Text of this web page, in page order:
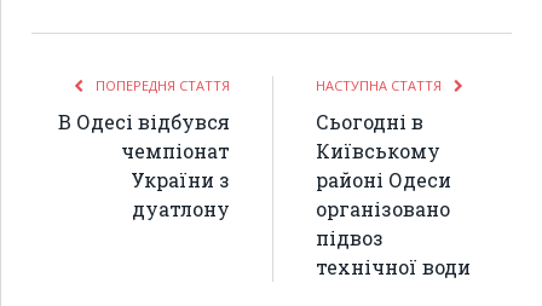
ПОПЕРЕДНЯ СТАТТЯ
В Одесі відбувся
чемпіонат
України з
дуатлону
НАСТУПНА СТАТТЯ
Сьогодні в
Київському
районі Одеси
організовано
підвоз
технічної води